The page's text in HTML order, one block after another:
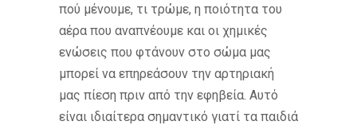
πού μένουμε, τι τρώμε, η ποιότητα του
αέρα που αναπνέουμε και οι χημικές
ενώσεις που φτάνουν στο σώμα μας
μπορεί να επηρεάσουν την αρτηριακή
μας πίεση πριν από την εφηβεία. Αυτό
είναι ιδιαίτερα σημαντικό γιατί τα παιδιά